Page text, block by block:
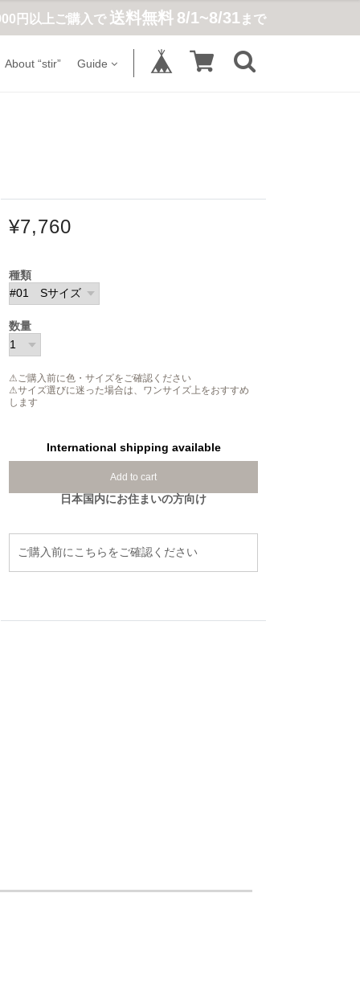
円以上ご購入で 送料無料 8/1~8/31 まで
About “stir” Guide
¥7,760
種類
数量
⚠ご購入前に色・サイズをご確認ください
⚠サイズ選びに迷った場合は、ワンサイズ上をおすすめ
します
International shipping available
Add to cart
日本国内にお住まいの方向け
ご購入前にこちらをご確認ください